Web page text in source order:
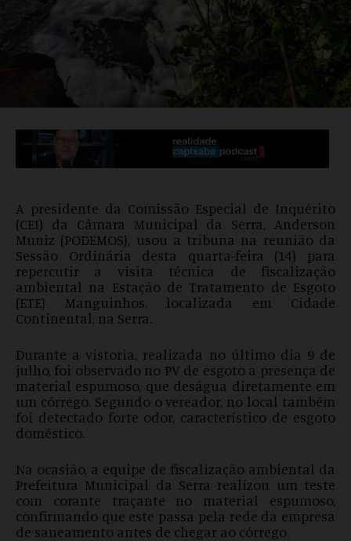
A presidente da Comissão Especial de Inquérito
(CEI) da Câmara Municipal da Serra, Anderson
Muniz (PODEMOS), usou a tribuna na reunião da
Sessão Ordinária desta quarta-feira (14) para
repercutir a visita técnica de fiscalização
ambiental na Estação de Tratamento de Esgoto
(ETE) Manguinhos, localizada em Cidade
Continental, na Serra.
Durante a vistoria, realizada no último dia 9 de
julho, foi observado no PV de esgoto a presença de
material espumoso, que deságua diretamente em
um córrego. Segundo o vereador, no local também
foi detectado forte odor, característico de esgoto
doméstico.
Na ocasião, a equipe de fiscalização ambiental da
Prefeitura Municipal da Serra realizou um teste
com corante traçante no material espumoso,
confirmando que este passa pela rede da empresa
de saneamento antes de chegar ao córrego.